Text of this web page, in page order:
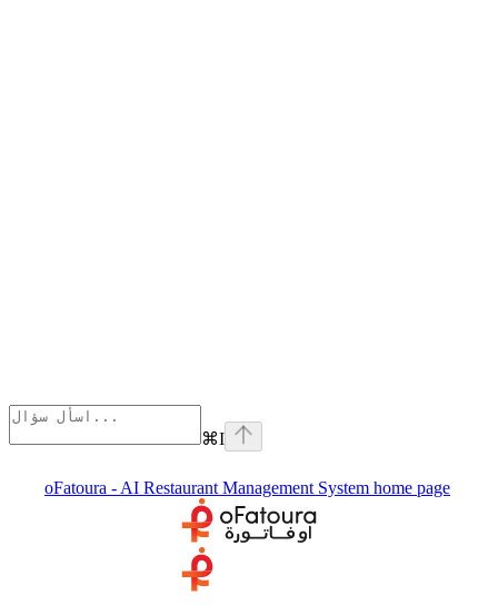
⌘I
oFatoura - AI Restaurant Management System home page